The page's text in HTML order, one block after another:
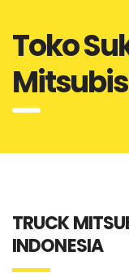
Toko
TRUCK
INDONESIA